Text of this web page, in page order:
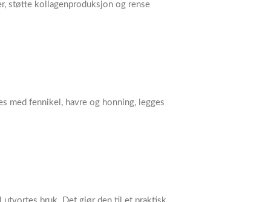
støtte kollagenproduksjon og rense
med fennikel, havre og honning, legges